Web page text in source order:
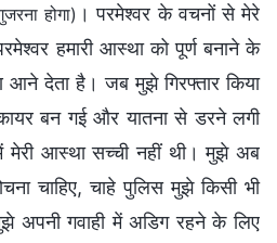
होगा) । परमेश्वर के वचनों से मेरे
हमारी आस्था को पूर्ण बनाने के
आने देता है। जब मुझे गिरफ्तार किया
बन गई और यातना से डरने लगी
मेरी आस्था सच्ची नहीं थी। मुझे अब
चाहिए, चाहे पुलिस मुझे किसी भी
अपनी गवाही में अडिग रहने के लिए